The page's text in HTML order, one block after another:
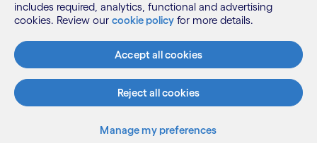
includes required, analytics, functional and advertising
cookies. Review our cookie policy for more details.
Accept all cookies
Reject all cookies
Manage my preferences